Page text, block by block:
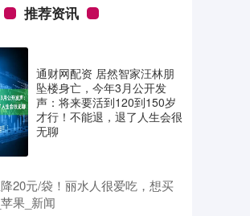
推荐资讯
通财网配资 居然智家汪林朋
坠楼身亡，今年3月公开发
声：将来要活到120到150岁
才行！不能退，退了人生会很
无聊
20元/袋！丽水人很爱吃，想买
果_新闻